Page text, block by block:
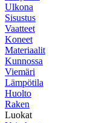
Ulkona
Sisustus
Vaatteet
Koneet
Materiaalit
Kunnossa
Viemäri
Lämpötila
Huolto
Raken
Luokat